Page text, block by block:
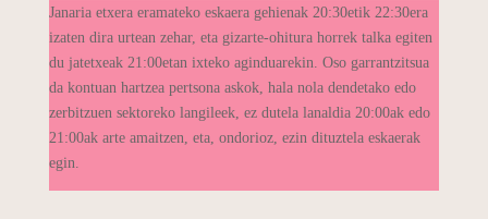
Janaria etxera eramateko eskaera gehienak 20:30etik 22:30era
izaten dira urtean zehar, eta gizarte-ohitura horrek talka egiten
du jatetxeak 21:00etan ixteko aginduarekin. Oso garrantzitsua
da kontuan hartzea pertsona askok, hala nola dendetako edo
zerbitzuen sektoreko langileek, ez dutela lanaldia 20:00ak edo
21:00ak arte amaitzen, eta, ondorioz, ezin dituztela eskaerak
egin.